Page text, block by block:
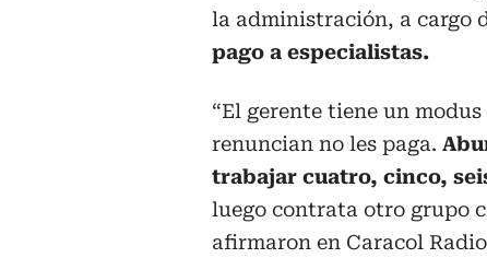
la administración, a cargo
pago a especialistas.
“El gerente tiene un
renuncian no les paga.
trabajar cuatro, cinco,
luego contrata otro grupo
afirmaron en Caracol